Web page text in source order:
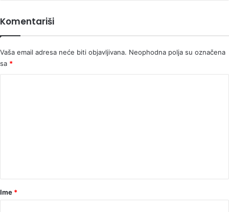
Komentariši
Vaša email adresa neće biti objavljivana. Neophodna polja su označena
sa *
rIme *